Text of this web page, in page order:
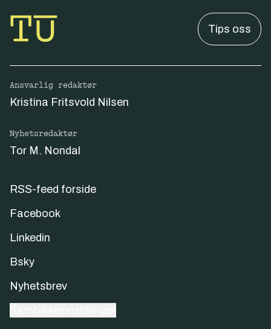
Tips oss
Ansvarlig redaktør
Kristina Fritsvold Nilsen
Nyhetsredaktør
Tor M. Nondal
RSS-feed forside
Facebook
Linkedin
Bsky
Nyhetsbrev